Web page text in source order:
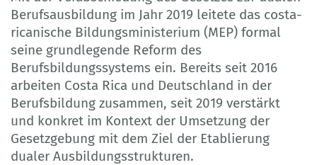
Berufsausbildung im Jahr 2019 leitete das costa-
ricanische Bildungsministerium (MEP) formal
seine grundlegende Reform des
Berufsbildungssystems ein. Bereits seit 2016
arbeiten Costa Rica und Deutschland in der
Berufsbildung zusammen, seit 2019 verstärkt
und konkret im Kontext der Umsetzung der
Gesetzgebung mit dem Ziel der Etablierung
dualer Ausbildungsstrukturen.